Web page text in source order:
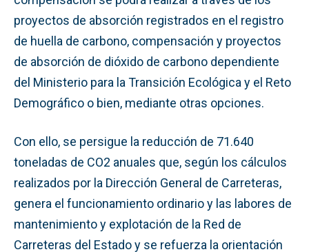
proyectos de absorción registrados en el registro
de huella de carbono, compensación y proyectos
de absorción de dióxido de carbono dependiente
del Ministerio para la Transición Ecológica y el Reto
Demográfico o bien, mediante otras opciones.
Con ello, se persigue la reducción de 71.640
toneladas de CO2 anuales que, según los cálculos
realizados por la Dirección General de Carreteras,
genera el funcionamiento ordinario y las labores de
mantenimiento y explotación de la Red de
Carreteras del Estado y se refuerza la orientación